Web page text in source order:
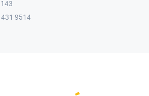
431 9514